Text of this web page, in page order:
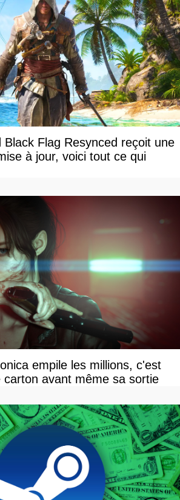
Black Flag Resynced reçoit une
à jour, voici tout ce qui
empile les millions, c'est
carton avant même sa sortie